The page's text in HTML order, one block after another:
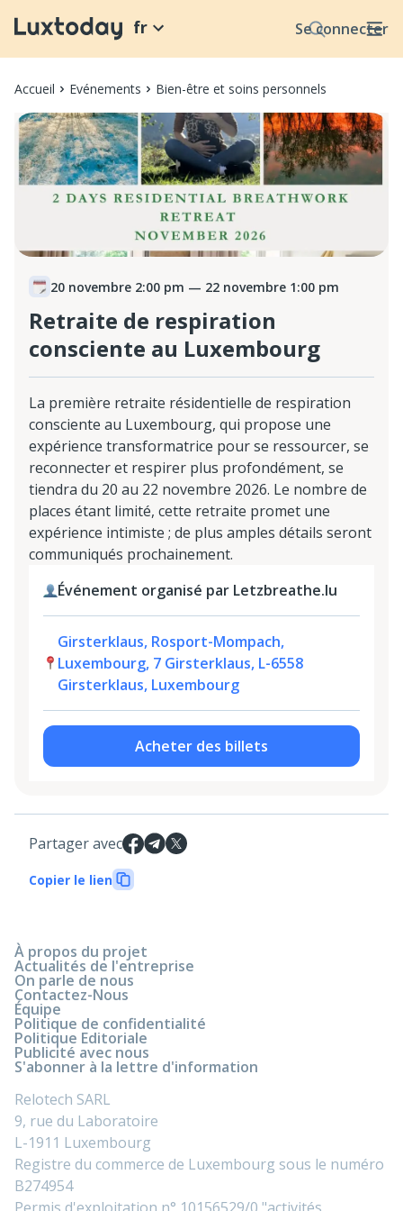
Se connecter
fr
Accueil Evénements Bien-être et soins personnels
20 novembre 2:00 pm — 22 novembre 1:00 pm
Retraite de respiration
consciente au Luxembourg
La première retraite résidentielle de respiration
consciente au Luxembourg, qui propose une
expérience transformatrice pour se ressourcer, se
reconnecter et respirer plus profondément, se
tiendra du 20 au 22 novembre 2026. Le nombre de
places étant limité, cette retraite promet une
expérience intimiste ; de plus amples détails seront
communiqués prochainement.
Événement organisé par Letzbreathe.lu
Girsterklaus, Rosport-Mompach,
Luxembourg, 7 Girsterklaus, L-6558
Girsterklaus, Luxembourg
Acheter des billets
Partager avec
Copier le lien
À propos du projet
Actualités de l'entreprise
On parle de nous
Contactez-Nous
Équipe
Politique de confidentialité
Politique Editoriale
Publicité avec nous
S'abonner à la lettre d'information
Relotech SARL
9, rue du Laboratoire
L-1911 Luxembourg
Registre du commerce de Luxembourg sous le numéro
B274954